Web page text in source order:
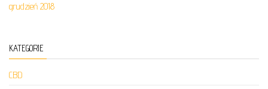
grudzień 2018
KATEGORIE
CBD